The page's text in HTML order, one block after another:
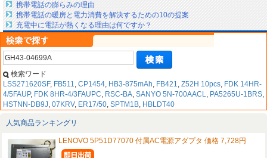
携帯電話の膨らみの理由
携帯電話の暖房と電力消費を解決するための10の提案
充電中に電話が熱くなる理由は何ですか？
検索ワード
LSS271620SF, FB511, CP1454, HB3-875mAh, FB421, Z52H 10pcs, FDK 14HR-
4/5FAUP, FDK 8HR-4/3FAUPC, RSC-BA, SANYO 5N-700AACL, PA5265U-1BRS,
HSTNN-DB9J, 07KRV, ER17/50, SPTM1B, HBLDT40
人気商品ランキングリ
LENOVO 5P51D77070 付属AC電源アダプタ 価格 7,728円